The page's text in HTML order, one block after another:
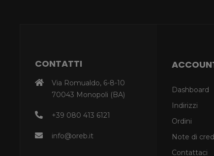
CONTATTI
Via Romualdo, 6-8-10
70043 Monopoli (BA)
+39 080 413 6121
info@oreb.it
Dashboard
Indirizzi
Ordini
Note di
Contattaci